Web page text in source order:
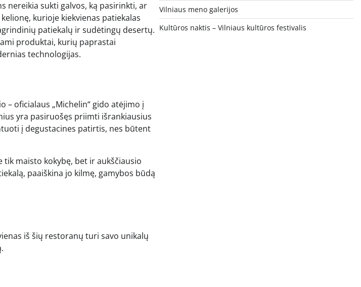
nereikia sukti galvos, ką pasirinkti, ar
kurioje kiekvienas patiekalas
patiekalų ir sudėtingų desertų.
produktai, kurių paprastai
technologijas.
oficialaus „Michelin“ gido atėjimo į
yra pasiruošęs priimti išrankiausius
į degustacines patirtis, nes būtent
maisto kokybę, bet ir aukščiausio
paaiškina jo kilmę, gamybos būdą
iš šių restoranų turi savo unikalų
Vilniaus meno galerijos
Kultūros naktis – Vilniaus kultūros festivalis